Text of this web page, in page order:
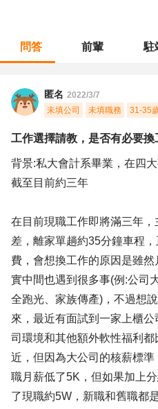
問答 前輩 駐
匿名 2022/3/7
未填公司
未填職務 31-35
工作選擇請教，是否有必要換
背景:私大會計系畢業，在四
截至目前約三年
在目前現職工作即將滿三年
差，離家單趟約35分鐘車程
費，會想換工作的原因是雖
實中間也遇到很多事(例:公司
全跑光、家族傳產)，不過想
來，最近有面試到一家上櫃
司環境和其他額外軟性福利
近，但因為大公司的核薪標
職月薪低了5K，但如果加上
了現職約5W，新職和舊職都